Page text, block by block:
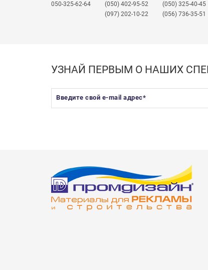
050-325-62-64
(050) 402-95-52
(097) 202-10-22
(050) 325-40-45
(056) 736-35-51
УЗНАЙ ПЕРВЫМ О НАШИХ
Введите свой e-mail адрес*